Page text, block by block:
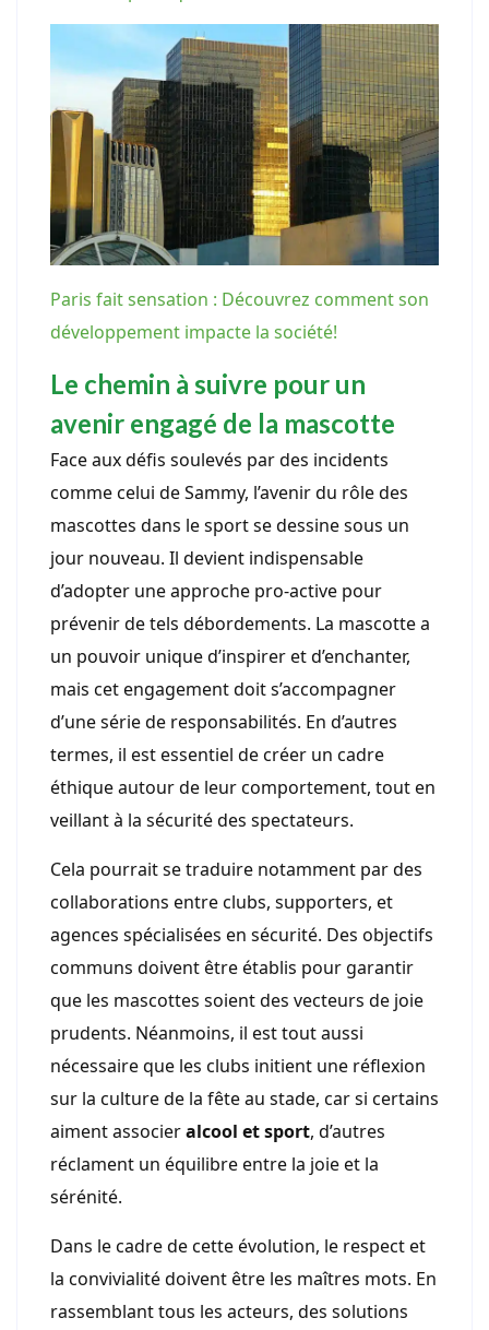
Paris fait sensation : Découvrez comment son
développement impacte la société!
Le chemin à suivre pour un
avenir engagé de la mascotte
Face aux défis soulevés par des incidents
comme celui de Sammy, l’avenir du rôle des
mascottes dans le sport se dessine sous un
jour nouveau. Il devient indispensable
d’adopter une approche pro-active pour
prévenir de tels débordements. La mascotte a
un pouvoir unique d’inspirer et d’enchanter,
mais cet engagement doit s’accompagner
d’une série de responsabilités. En d’autres
termes, il est essentiel de créer un cadre
éthique autour de leur comportement, tout en
veillant à la sécurité des spectateurs.
Cela pourrait se traduire notamment par des
collaborations entre clubs, supporters, et
agences spécialisées en sécurité. Des objectifs
communs doivent être établis pour garantir
que les mascottes soient des vecteurs de joie
prudents. Néanmoins, il est tout aussi
nécessaire que les clubs initient une réflexion
sur la culture de la fête au stade, car si certains
aiment associeralcool et sport, d’autres
réclament un équilibre entre la joie et la
sérénité.
Dans le cadre de cette évolution, le respect et
la convivialité doivent être les maîtres mots. En
rassemblant tous les acteurs, des solutions